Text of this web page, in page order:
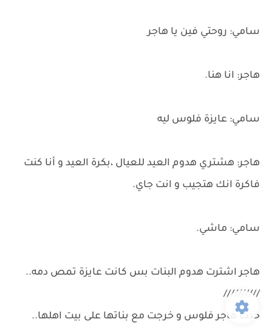
سامي: روحتي فين يا هاجر
هاجر: انا هنا.
سامي: عايزة فلوس ليه
هاجر: هشتري هدوم العيد للعيال ،بكرة العيد و أنا كنت
فاكرة انك هتجيب و انت جاي.
سامي: ماشي.
هاجر اشترت هدوم البنات بس كانت عايزة تمص دمه..
//////////
خدت هاجر فلوس و خرجت مع بناتها على بيت اهلها..